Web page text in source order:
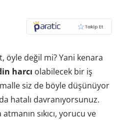
öyle değil mi? Yani kenara
harcı olabilecek bir iş
siz de böyle düşünüyor
hatalı davranıyorsunuz.
sıkıcı, yorucu ve